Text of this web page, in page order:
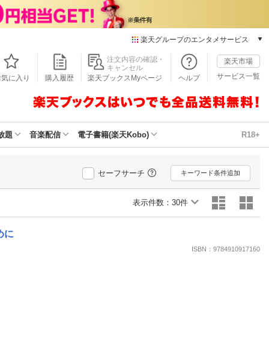
楽天グループのエンタメサービス
本/ゲーム/CD/DVD
楽天ブックス
楽天Kobo
動画配信
楽天TV
動画配信ガイド
気に入り 購入履歴
注文内容の確認・
キャンセル
楽天ブックスMyページ
ヘルプ
楽天市場
サービス一覧
題 音楽配信 電子書籍(楽天Kobo) R18+
セーフサーチ キーワード条件追加
表示件数： 30件
に
ISBN：9784910917160